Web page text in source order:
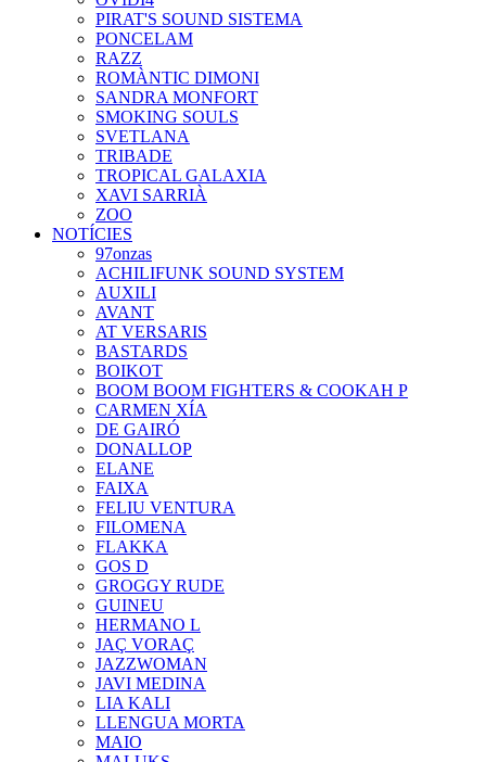
PIRAT'S SOUND SISTEMA
PONCELAM
RAZZ
ROMÀNTIC DIMONI
SANDRA MONFORT
SMOKING SOULS
SVETLANA
TRIBADE
TROPICAL GALAXIA
XAVI SARRIÀ
ZOO
NOTÍCIES
97onzas
ACHILIFUNK SOUND SYSTEM
AUXILI
AVANT
AT VERSARIS
BASTARDS
BOIKOT
BOOM BOOM FIGHTERS & COOKAH P
CARMEN XÍA
DE GAIRÓ
DONALLOP
ELANE
FAIXA
FELIU VENTURA
FILOMENA
FLAKKA
GOS D
GROGGY RUDE
GUINEU
HERMANO L
JAÇ VORAÇ
JAZZWOMAN
JAVI MEDINA
LIA KALI
LLENGUA MORTA
MAIO